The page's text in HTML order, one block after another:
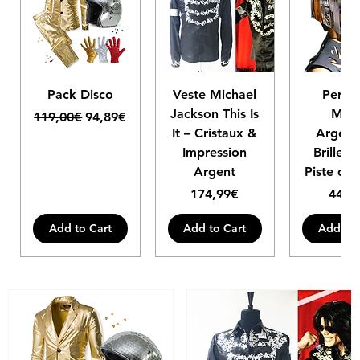
3XL 106 100 39 62
4XL 110 101.5 40 63
Pack Disco
Regular Price
119,00€Sale Price
94,89€
Add to Cart
Veste Michael
Jackson This Is
It – Cristaux &
Impression
Argent
Price
174,99€
Add to Cart
Brillez
Piste de
Price
Add to